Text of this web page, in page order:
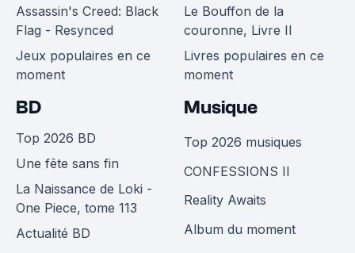
Assassin's Creed: Black
Flag - Resynced
Jeux populaires en ce
moment
Le Bouffon de la
couronne, Livre II
Livres populaires en ce
moment
BD
Top 2026 BD
Une fête sans fin
La Naissance de Loki -
One Piece, tome 113
Actualité BD
Musique
Top 2026 musiques
CONFESSIONS II
Reality Awaits
Album du moment